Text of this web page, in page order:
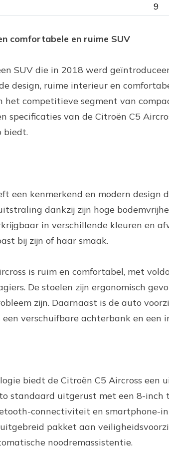
9
comfortabele en ruime SUV
SUV die in 2018 werd
design, ruime interieur en
het competitieve segment van
specificaties van de Citroën C5
biedt.
een kenmerkend en modern
dankzij zijn hoge
in verschillende kleuren en
bij zijn of haar smaak.
is ruim en comfortabel, met
De stoelen zijn ergonomisch
zijn. Daarnaast is de auto
verschuifbare achterbank en een
biedt de Citroën C5 Aircross een
standaard uitgerust met een 8-
connectiviteit en smartphone-
pakket aan
noodremassistentie.